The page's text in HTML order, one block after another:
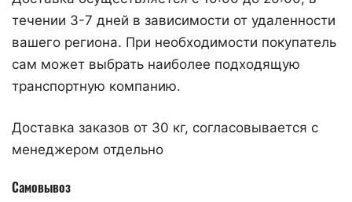
течении 3-7 дней в зависимости от удаленности
вашего региона. При необходимости покупатель
сам может выбрать наиболее подходящую
транспортную компанию.
Доставка заказов от 30 кг, согласовывается с
менеджером отдельно
Самовывоз